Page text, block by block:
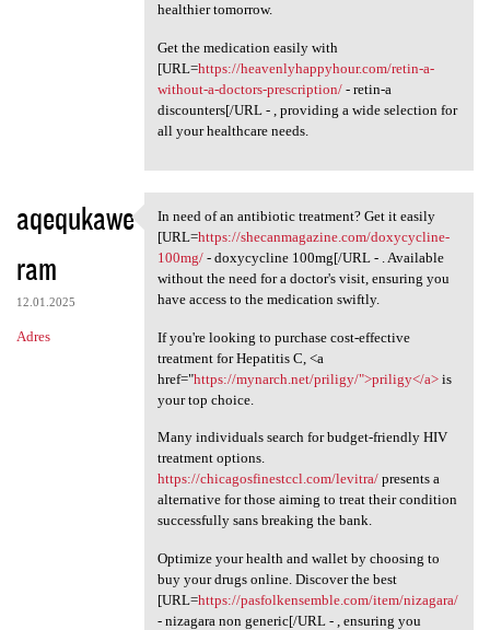
healthier tomorrow.
Get the medication easily with
[URL=https://heavenlyhappyhour.com/retin-a-
without-a-doctors-prescription/- retin-a
discounters[/URL - , providing a wide selection for
all your healthcare needs.
aqequkawe
ram
12.01.2025
Adres
In need of an antibiotic
In need of an antibiotic treatment? Get it easily
[URL=https://shecanmagazine.com/doxycycline-
100mg/- doxycycline 100mg[/URL - . Available
without the need for a doctor's visit, ensuring you
have access to the medication swiftly.
If you're looking to purchase cost-effective
treatment for Hepatitis C, <a
href="https://mynarch.net/priligy/">priligy</a>is
your top choice.
Many individuals search for budget-friendly HIV
treatment options.
https://chicagosfinestccl.com/levitra/presents a
alternative for those aiming to treat their condition
successfully sans breaking the bank.
Optimize your health and wallet by choosing to
buy your drugs online. Discover the best
[URL=https://pasfolkensemble.com/item/nizagara/
- nizagara non generic[/URL - , ensuring you